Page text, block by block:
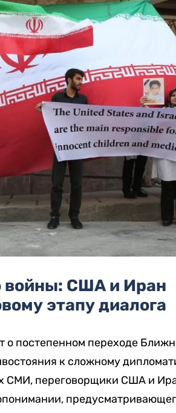
войны: США и Иран
этапу диалога
о постепенном переходе
к сложному
СМИ, переговорщики США и